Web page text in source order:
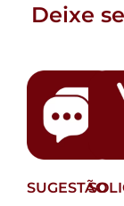
Deixe
SUGESTÃO